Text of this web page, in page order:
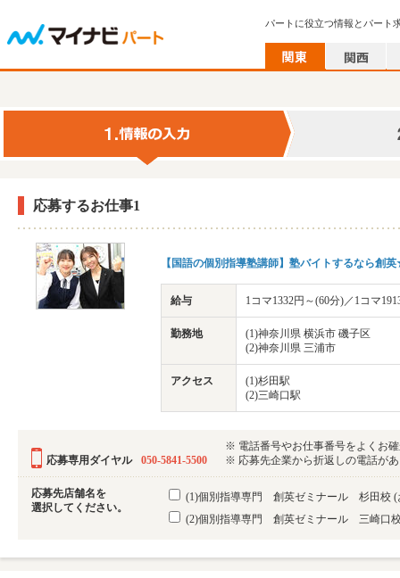
パートに役立つ情報とパート
応募するお仕事1
【国語の個別指導塾講師】塾バイトするなら創
給与 1コマ1332円～(60分)／1コマ
勤務地
(1)神奈川県 横浜市 磯子区
(2)神奈川県 三浦市
アクセス
(1)杉田駅
(2)三崎口駅
応募専用ダイヤル 050-5841-5500
※ 電話番号やお仕事番号をよくお
※ 応募先企業から折返しの電話が
応募先店舗名を
選択してください。
(1)個別指導専門 創英ゼミナール 杉田校 (
(2)個別指導専門 創英ゼミナール 三崎口